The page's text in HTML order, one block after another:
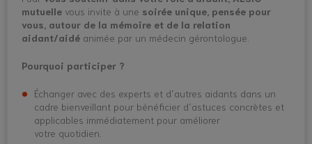
mutuelle vous invite à une soirée unique, pensée pour
vous, autour de la mémoire et de la relation
aidant/aidé animée par un médecin gérontologue.
Pourquoi participer ?
Échanger avec des experts et d’autres aidants dans un
cadre bienveillant pour bénéficier d’astuces concrètes et
applicables immédiatement pour améliorer
votre quotidien.